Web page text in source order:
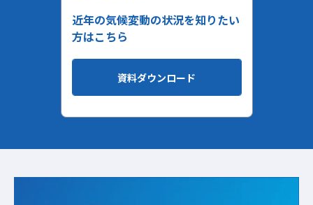
近年の気候変動の状況を知りたい
方はこちら
資料ダウンロード